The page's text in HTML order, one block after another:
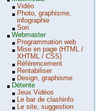
Vidéo
Photo, graphisme,
infographie
Son
Webmaster
Programmation web
Mise en page (HTML /
XHTML / CSS)
Référencement
Rentabiliser
Design, graphisme
Détente
Jeux Vidéos
Le bar de clashinfo
Le site, suggestion